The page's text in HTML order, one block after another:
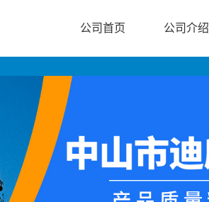
公司首页 公司介绍